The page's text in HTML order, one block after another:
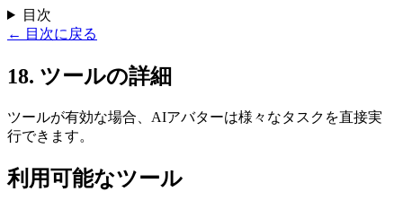
目次
← 目次に戻る
18. ツールの詳細
ツールが有効な場合、AIアバターは様々なタスクを直接実
行できます。
利用可能なツール